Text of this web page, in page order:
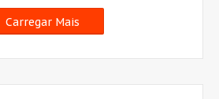
Carregar Mais